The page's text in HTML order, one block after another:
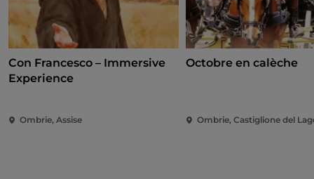
Con Francesco – Immersive
Experience
Ombrie, Assise
Octobre en calèche
Ombrie, Castiglione del